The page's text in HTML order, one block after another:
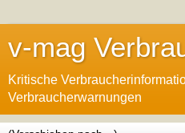
v-mag
Kritische
Verbraucherwarnungen